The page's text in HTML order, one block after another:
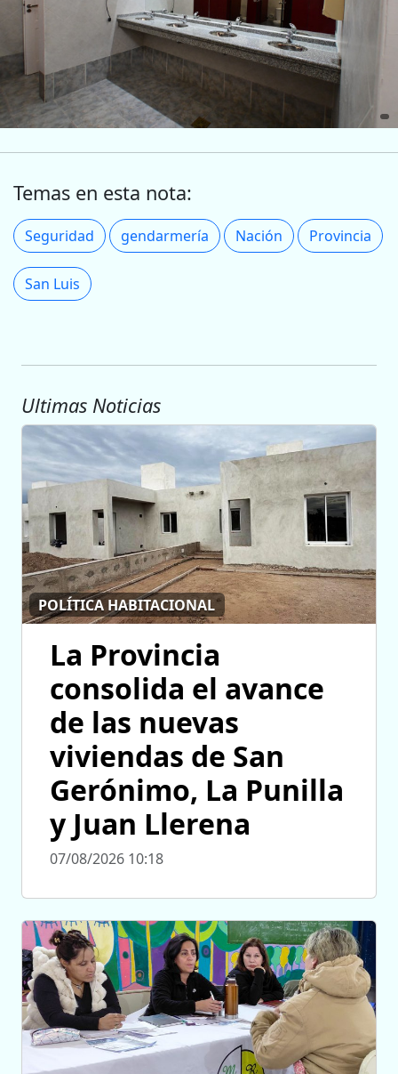
Temas en esta nota:
Seguridad gendarmería Nación Provincia
San Luis
Ultimas Noticias
POLÍTICA HABITACIONAL
La Provincia
consolida el avance
de las nuevas
viviendas de San
Gerónimo, La Punilla
y Juan Llerena
07/08/2026 10:18